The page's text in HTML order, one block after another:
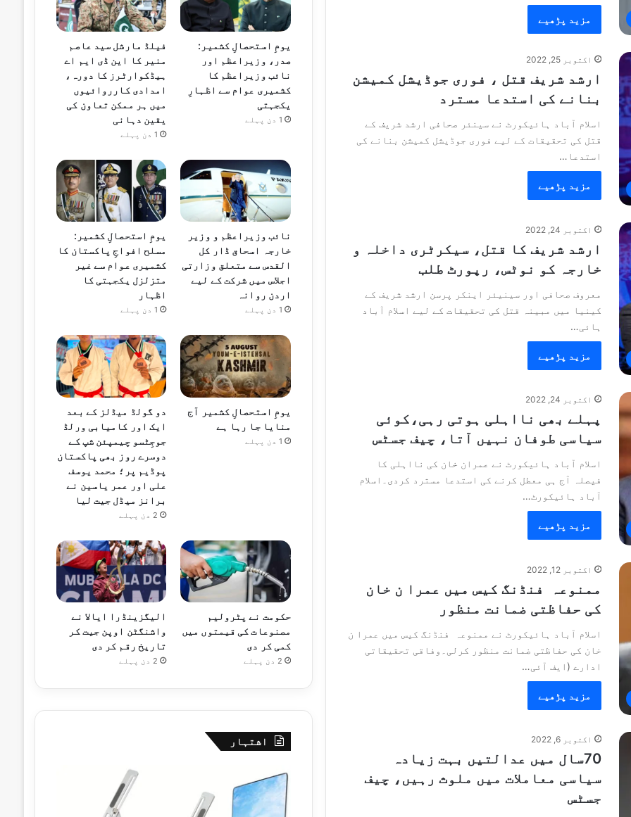
مزید پڑھیے
اکتوبر 25, 2022
ارشد شریف قتل ، فوری جوڈیشل کمیشن
بنانے کی استدعا مسترد
اسلام آباد ہائیکورٹ نے سینئر صحافی ارشد شریف کے
قتل کی تحقیقات کے لیے فوری جوڈیشل کمیشن بنانے کی
استدعا…
مزید پڑھیے
اکتوبر 24, 2022
ارشد شریف کا قتل، سیکرٹری داخلہ و
خارجہ کو نوٹس، رپورٹ طلب
معروف صحافی اور سینیئر اینکر پرسن ارشد شریف کے
کینیا میں مبینہ قتل کی تحقیقات کے لیے اسلام آباد
ہائی…
مزید پڑھیے
اکتوبر 24, 2022
پہلے بھی نااہلی ہوتی رہی،کوئی
سیاسی طوفان نہیں آتا، چیف جسٹس
اسلام آباد ہائیکورٹ نے عمران خان کی نااہلی کا
فیصلہ آج ہی معطل کرنے کی استدعا مسترد کردی۔اسلام
آباد ہائیکورٹ…
مزید پڑھیے
اکتوبر 12, 2022
ممنوعہ فنڈنگ کیس میں عمرا ن خان
کی حفاظتی ضمانت منظور
اسلام آباد ہائیکورٹ نے ممنوعہ فنڈنگ کیس میں عمرا ن
خان کی حفاظتی ضمانت منظور کرلی۔وفاقی تحقیقاتی
ادارے (ایف آئی…
مزید پڑھیے
اکتوبر 6, 2022
70سال میں عدالتیں بہت زیادہ
سیاسی معاملات میں ملوث رہیں، چیف
جسٹس
یومِ استحصالِ کشمیر:
صدر، وزیراعظم اور
نائب وزیراعظم کا
کشمیری عوام سے اظہارِ
یکجہتی
1 دن پہلے
فیلڈ مارشل سید عاصم
منیر کا این ڈی ایم اے
ہیڈکوارٹرز کا دورہ،
امدادی کارروائیوں
میں ہر ممکن تعاون کی
یقین دہانی
1 دن پہلے
نائب وزیراعظم و وزیر
خارجہ اسحاق ڈار کل
القدس سے متعلق وزارتی
اجلاس میں شرکت کے لیے
اردن روانہ
1 دن پہلے
یومِ استحصالِ کشمیر:
مسلح افواجِ پاکستان کا
کشمیری عوام سے غیر
متزلزل یکجہتی کا
اظہار
1 دن پہلے
یومِ استحصالِ کشمیر آج
منایا جا رہا ہے
1 دن پہلے
دو گولڈ میڈلز کے بعد
ایک اور کامیابی ورلڈ
جوجِٹسو چیمپئن شپ کے
دوسرے روز بھی پاکستان
پوڈیم پر؛ محمد یوسف
علی اور عمر یاسین نے
برانز میڈل جیت لیا
2 دن پہلے
حکومت نے پٹرولیم
مصنوعات کی قیمتوں میں
کمی کر دی
2 دن پہلے
الیگزینڈرا ایالا نے
واشنگٹن اوپن جیت کر
تاریخ رقم کر دی
2 دن پہلے
اشتہار